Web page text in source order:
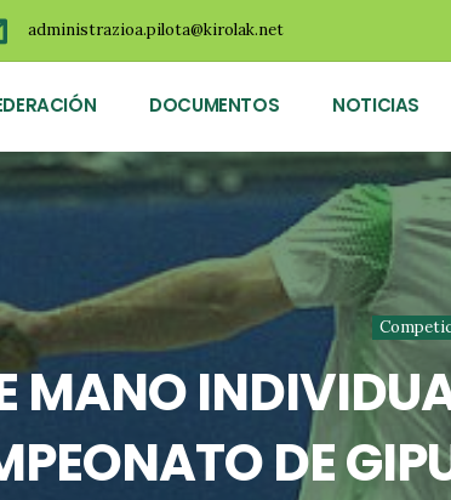
administrazioa.pilota@kirolak.net
DOCUMENTOS NOTICIAS
MANO
DE